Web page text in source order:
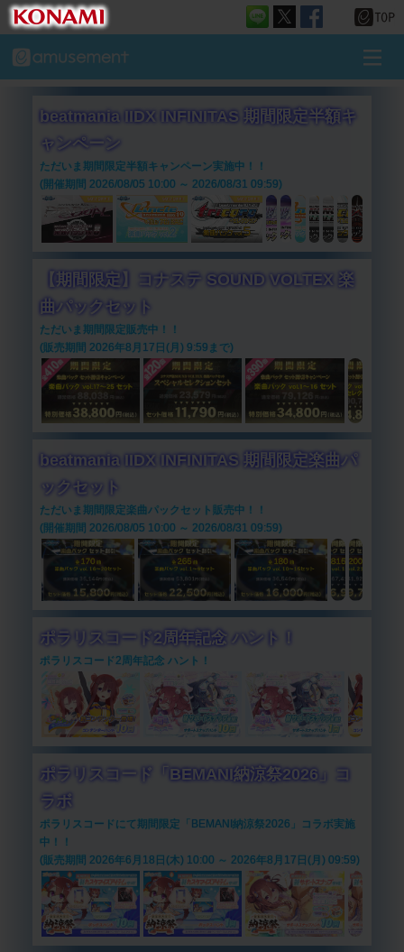
beatmania IIDX INFINITAS 期間限定半額キ
ャンペーン
ただいま期間限定半額キャンペーン実施中！！
(開催期間 2026/08/05 10:00 ～ 2026/08/31 09:59)
【期間限定】コナステ SOUND VOLTEX 楽
曲パックセット
ただいま期間限定販売中！！
(販売期間 2026年8月17日(月) 9:59まで)
beatmania IIDX INFINITAS 期間限定楽曲パ
ックセット
ただいま期間限定楽曲パックセット販売中！！
(開催期間 2026/08/05 10:00 ～ 2026/08/31 09:59)
ポラリスコード2周年記念 ハント！
ポラリスコード2周年記念 ハント！
ポラリスコード「BEMANI納涼祭2026」コ
ラボ
ポラリスコードにて期間限定「BEMANI納涼祭2026」コラボ実施
中！！
(販売期間 2026年6月18日(木) 10:00 ～ 2026年8月17日(月) 09:59)